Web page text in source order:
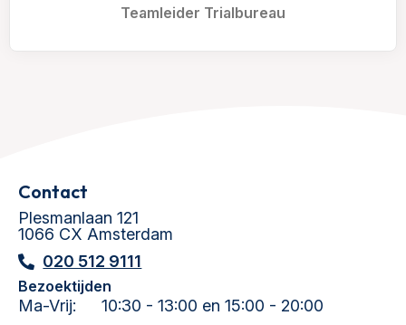
Teamleider Trialbureau
Contact
Plesmanlaan 121
1066 CX Amsterdam
020 512 9111
Bezoektijden
Ma-Vrij:
10:30 - 13:00 en 15:00 - 20:00